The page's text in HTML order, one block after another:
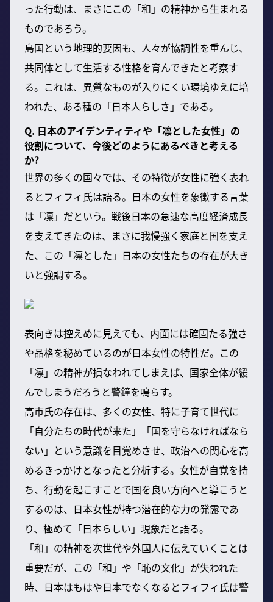
った行動は、まさにこの「和」の精神から生まれる
ものであろう。
島国という地理的要因も、人々が協調性を重んじ、
共同体として生活する性格を育んできたと考察す
る。これは、異質なものが入りにくい環境ゆえに培
われた、ある種の「日本人らしさ」である。
Q. 日本のアイデンティティや「凛とした女性」の
役割について、今後どのようにあるべきと考える
か?
世界の多くの国々では、その特徴が女性に強く表れ
るとフィフィ氏は語る。日本の女性を象徴する言葉
は「凛」だという。戦後日本の急速な高度経済成長
を支えてきたのは、まさに我慢強く家庭と国を支え
た、この「凛とした」日本の女性たちの存在が大き
いと強調する。
表向きは控えめに見えても、内面には確固たる強さ
や品格を秘めているのが日本女性の特性だ。この
「凛」の精神が損なわれてしまえば、国家全体が緩
んでしまうだろうと警鐘を鳴らす。
高市氏の存在は、多くの女性、特に子育て世代に
「自分たちの時代が来た」「国を守らなければなら
ない」という意識を目覚めさせ、政治への関心を高
めるきっかけとなったと分析する。女性が自覚を持
ち、行動を起こすことで国を良い方向へと導こうと
するのは、日本女性が持つ潜在的な力の発露であ
り、極めて「日本らしい」現象だと語る。
「和」の精神を次世代や外国人に伝えていくことは
重要だが、この「和」や「恥の文化」が失われた
時、日本はもはや日本でなくなるとフィフィ氏は警